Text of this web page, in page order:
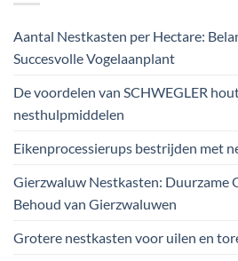
Aantal Nestkasten per Hectare:
Succesvolle Vogelaanplant
De voordelen van SCHWEGLER
nesthulpmiddelen
Eikenprocessierups bestrijden met
Gierzwaluw Nestkasten: Duurzame
Behoud van Gierzwaluwen
Grotere nestkasten voor uilen en